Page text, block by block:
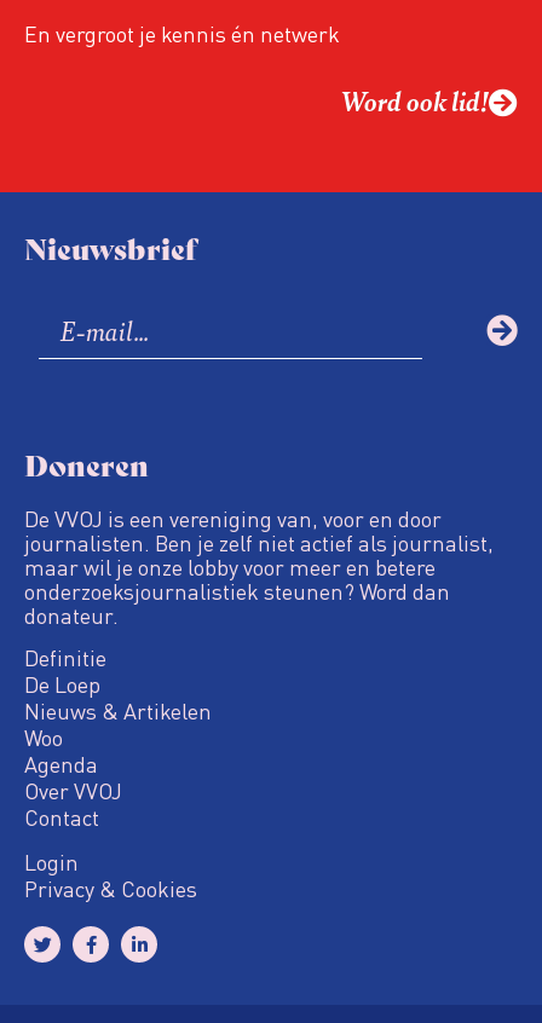
En vergroot je kennis én netwerk
Word ook lid!
Nieuwsbrief
Doneren
De VVOJ is een vereniging van, voor en door
journalisten. Ben je zelf niet actief als journalist,
maar wil je onze lobby voor meer en betere
onderzoeksjournalistiek steunen? Word dan
donateur.
Definitie
De Loep
Nieuws & Artikelen
Woo
Agenda
Over VVOJ
Contact
Login
Privacy & Cookies